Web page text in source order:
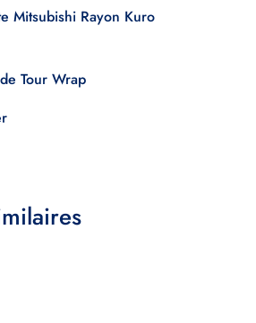
Mitsubishi Rayon Kuro
Tour Wrap